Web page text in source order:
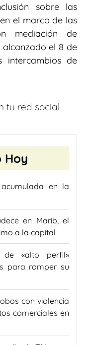
sobre las
el marco de las
mediación de
el 8 de
intercambios de
tu red social
Hoy
en la
en Marib, el
a la capital
de «alto perfil»
para romper su
con violencia
comerciales en